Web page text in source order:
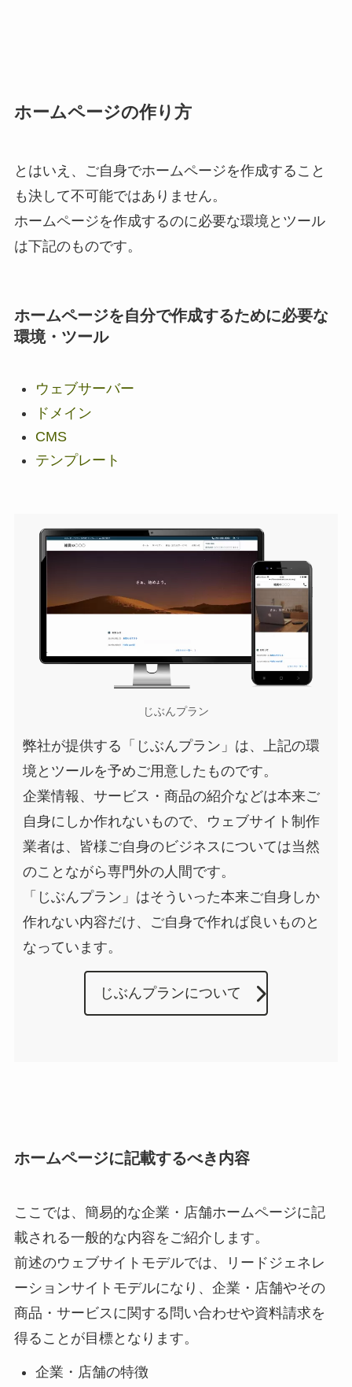
ホームページの作り方
とはいえ、ご自身でホームページを作成すること
も決して不可能ではありません。
ホームページを作成するのに必要な環境とツール
は下記のものです。
ホームページを自分で作成するために必要な
環境・ツール
ウェブサーバー
ドメイン
CMS
テンプレート
じぶんプラン
弊社が提供する「じぶんプラン」は、上記の環
境とツールを予めご用意したものです。
企業情報、サービス・商品の紹介などは本来ご
自身にしか作れないもので、ウェブサイト制作
業者は、皆様ご自身のビジネスについては当然
のことながら専門外の人間です。
「じぶんプラン」はそういった本来ご自身しか
作れない内容だけ、ご自身で作れば良いものと
なっています。
じぶんプランについて
ホームページに記載するべき内容
ここでは、簡易的な企業・店舗ホームページに記
載される一般的な内容をご紹介します。
前述のウェブサイトモデルでは、リードジェネレ
ーションサイトモデルになり、企業・店舗やその
商品・サービスに関する問い合わせや資料請求を
得ることが目標となります。
企業・店舗の特徴